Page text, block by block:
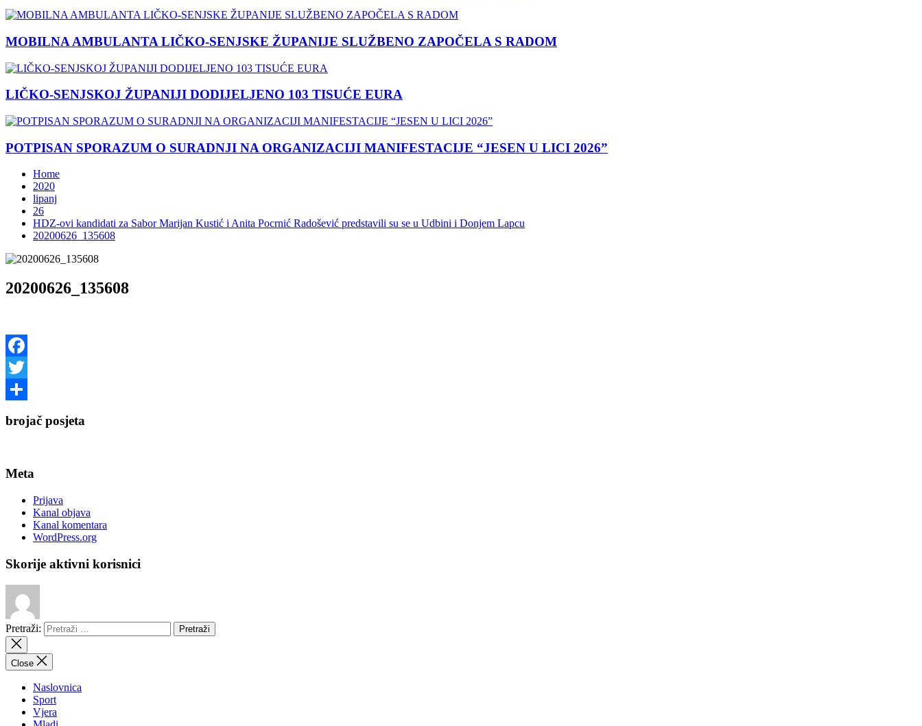
MOBILNA AMBULANTA LIČKO-SENJSKE ŽUPANIJE SLUŽBENO ZAPOČELA S RADOM
LIČKO-SENJSKOJ ŽUPANIJI DODIJELJENO 103 TISUĆE EURA
POTPISAN SPORAZUM O SURADNJI NA ORGANIZACIJI MANIFESTACIJE “JESEN U LICI 2026”
Home
2020
lipanj
26
HDZ-ovi kandidati za Sabor Marijan Kustić i Anita Pocrnić Radošević predstavili su se u Udbini i Donjem Lapcu
20200626_135608
20200626_135608
Facebook
Twitter
brojač posjeta
Meta
Prijava
Kanal objava
Kanal komentara
WordPress.org
Skorije aktivni korisnici
Pretraži:
Close
Naslovnica
Sport
Vjera